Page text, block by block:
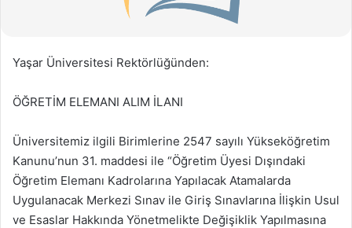
Yaşar Üniversitesi Rektörlüğünden:
ÖĞRETİM ELEMANI ALIM İLANI
Üniversitemiz ilgili Birimlerine 2547 sayılı Yükseköğretim
Kanunu’nun 31. maddesi ile “Öğretim Üyesi Dışındaki
Öğretim Elemanı Kadrolarına Yapılacak Atamalarda
Uygulanacak Merkezi Sınav ile Giriş Sınavlarına İlişkin Usul
ve Esaslar Hakkında Yönetmelikte Değişiklik Yapılmasına